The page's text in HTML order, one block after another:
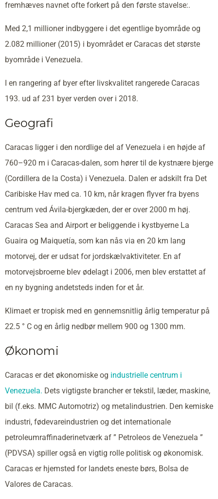
fremhæves navnet ofte forkert på den første stavelse:.
Med 2,1 millioner indbyggere i det egentlige byområde og
2.082 millioner (2015) i byområdet er Caracas det største
byområde i Venezuela.
I en rangering af byer efter livskvalitet rangerede Caracas
193. ud af 231 byer verden over i 2018.
Geografi
Caracas ligger i den nordlige del af Venezuela i en højde af
760–920 m i Caracas-dalen, som hører til de kystnære bjerge
(Cordillera de la Costa) i Venezuela. Dalen er adskilt fra Det
Caribiske Hav med ca. 10 km, når kragen flyver fra byens
centrum ved Ávila-bjergkæden, der er over 2000 m høj.
Caracas Sea and Airport er beliggende i kystbyerne La
Guaira og Maiquetía, som kan nås via en 20 km lang
motorvej, der er udsat for jordskælvaktiviteter. En af
motorvejsbroerne blev ødelagt i 2006, men blev erstattet af
en ny bygning andetsteds inden for et år.
Klimaet er tropisk med en gennemsnitlig årlig temperatur på
22.5 ° C og en årlig nedbør mellem 900 og 1300 mm.
Økonomi
Caracas er det økonomiske og industrielle centrum i
Venezuela. Dets vigtigste brancher er tekstil, læder, maskine,
bil (f.eks. MMC Automotriz) og metalindustrien. Den kemiske
industri, fødevareindustrien og det internationale
petroleumraffinaderinetværk af ” Petroleos de Venezuela ”
(PDVSA) spiller også en vigtig rolle politisk og økonomisk.
Caracas er hjemsted for landets eneste børs, Bolsa de
Valores de Caracas.